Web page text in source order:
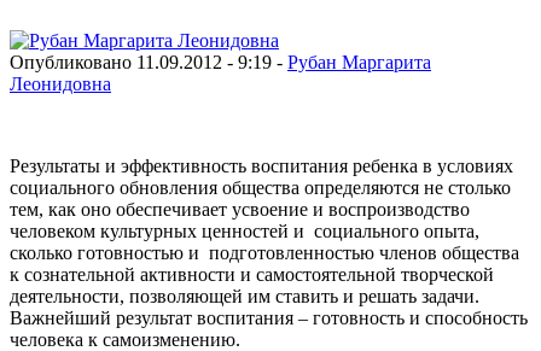
Опубликовано 11.09.2012 - 9:19 - Рубан Маргарита
Леонидовна
Результаты и эффективность воспитания ребенка в условиях
социального обновления общества определяются не столько
тем, как оно обеспечивает усвоение и воспроизводство
человеком культурных ценностей и социального опыта,
сколько готовностью и подготовленностью членов общества
к сознательной активности и самостоятельной творческой
деятельности, позволяющей им ставить и решать задачи.
Важнейший результат воспитания – готовность и способность
человека к самоизменению.